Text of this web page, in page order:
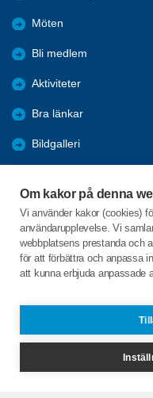
Om kakor på denna
Vi använder kakor (cookies)
användarupplevelse. Vi
webbplatsens prestanda och
för att förbättra och anpassa
att kunna erbjuda anpassade
Möten
Bli medlem
Aktiviteter
Bra länkar
Bildgalleri
Installera SPF-appen
KPR
C/o:Lars Idstam